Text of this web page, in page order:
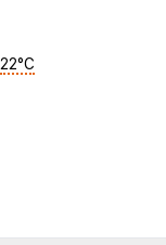
22°C